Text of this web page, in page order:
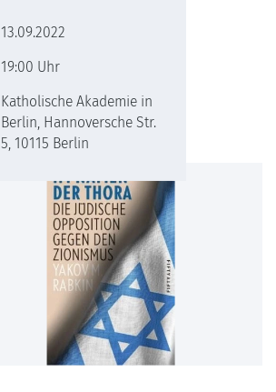
13.09.2022
19:00 Uhr
Katholische Akademie in
Berlin, Hannoversche Str.
5, 10115 Berlin